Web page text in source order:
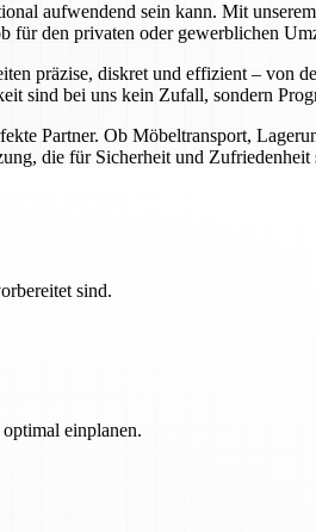
aufwendend sein kann. Mit
für den privaten oder gewerblichen
präzise, diskret und effizient – von
sind bei uns kein Zufall, sondern
Partner. Ob Möbeltransport,
die für Sicherheit und Zufriedenheit
sind.
einplanen.